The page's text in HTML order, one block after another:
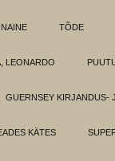
TÕDE
LEONARDO
GUERNSEY KIRJANDUS-
KÄTES